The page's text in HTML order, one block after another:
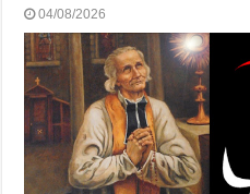
04/08/2026